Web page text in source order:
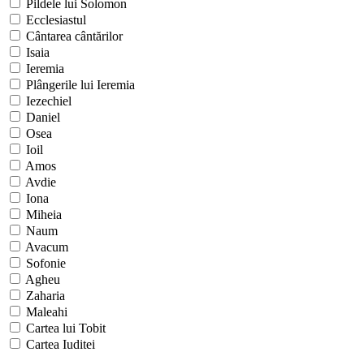
Pildele lui Solomon
Ecclesiastul
Cântarea cântărilor
Isaia
Ieremia
Plângerile lui Ieremia
Iezechiel
Daniel
Osea
Ioil
Amos
Avdie
Iona
Miheia
Naum
Avacum
Sofonie
Agheu
Zaharia
Maleahi
Cartea lui Tobit
Cartea Iuditei